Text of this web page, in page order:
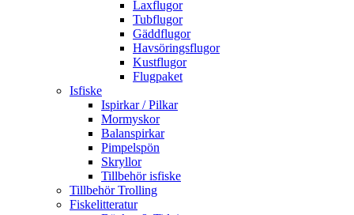
Laxflugor
Tubflugor
Gäddflugor
Havsöringsflugor
Kustflugor
Flugpaket
Isfiske
Ispirkar / Pilkar
Mormyskor
Balanspirkar
Pimpelspön
Skryllor
Tillbehör isfiske
Tillbehör Trolling
Fiskelitteratur